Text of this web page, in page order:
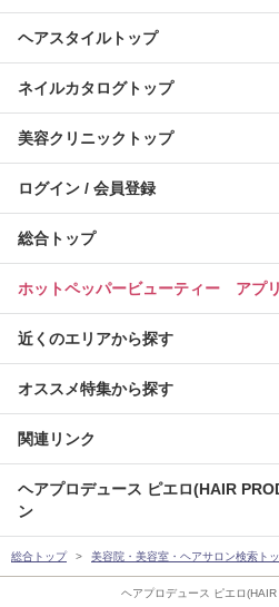
ヘアプロデュース ピエロ
ヘアスタイルトップ
ネイルカタログトップ
美容クリニックトップ
ログイン / 会員登録
総合トップ
ホットペッパービューティー アプ
近くのエリアから探す
オススメ特集から探す
関連リンク
ヘアプロデュース ピエロ(HAIR
ン
総合トップ 美容院・美容室・ヘアサロン検索ト